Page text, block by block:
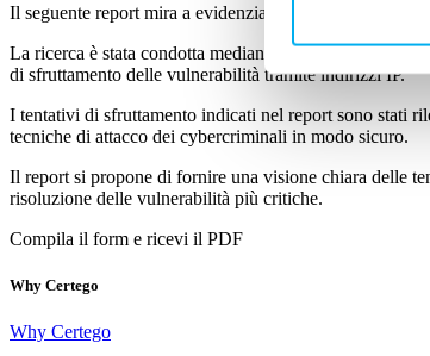
Il seguente report mira a evidenziare le vulnerabilità
La ricerca è stata condotta mediante l’utilizzo di
di sfruttamento delle vulnerabilità tramite indirizzi IP.
I tentativi di sfruttamento indicati nel report sono stati
tecniche di attacco dei cybercriminali in modo sicuro.
Il report si propone di fornire una visione chiara delle
risoluzione delle vulnerabilità più critiche.
Compila il form e ricevi il PDF
Why Certego
Why Certego